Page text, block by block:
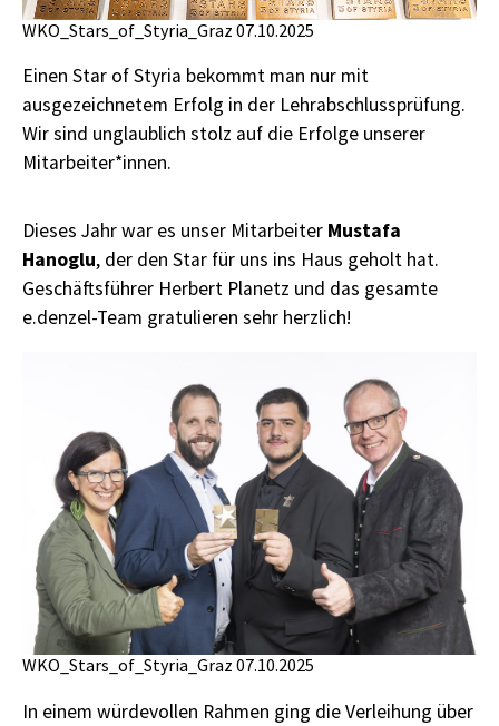
WKO_Stars_of_Styria_Graz 07.10.2025
Einen Star of Styria bekommt man nur mit
ausgezeichnetem Erfolg in der Lehrabschlussprüfung.
Wir sind unglaublich stolz auf die Erfolge unserer
Mitarbeiter*innen.
Dieses Jahr war es unser Mitarbeiter Mustafa
Hanoglu, der den Star für uns ins Haus geholt hat.
Geschäftsführer Herbert Planetz und das gesamte
e.denzel-Team gratulieren sehr herzlich!
WKO_Stars_of_Styria_Graz 07.10.2025
In einem würdevollen Rahmen ging die Verleihung über